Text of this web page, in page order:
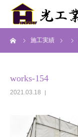
施工実績
works-154
2021.03.18
HOME
施工実績